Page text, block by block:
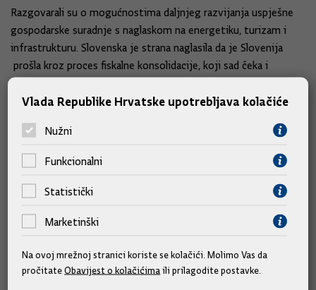
Razgovarali su o mogućnostima daljnjeg razvijanja uspješne
gospodarske suradnje s naglaskom na energetiku, turizam i
infrastrukturu. Slovenska je strana naglasila da je Slovenija
prošla kroz proces fiskalne konsolidacije, koji sad čeka i
Hrvatsku.
rješavanje otvorenih pitanja i jačanje bilateralnih odnosa dviju
država.
Slične vijesti
Vlada Republike Hrvatske upotrebljava kolačiće
Nužni
Funkcionalni
Statistički
Marketinški
Na ovoj mrežnoj stranici koriste se kolačići. Molimo Vas da
pročitateObavijest o kolačićimaili prilagodite postavke.